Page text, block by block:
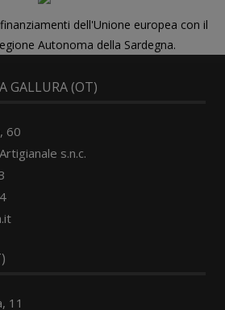
dell'Unione europea con il
Autonoma della Sardegna.
GALLURA (OT)
60
s.n.c.
11